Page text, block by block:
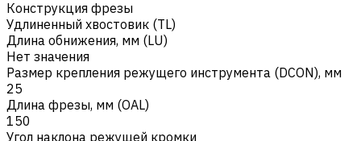
Конструкция фрезы
Удлиненный хвостовик (TL)
Длина обнижения, мм (LU)
Нет значения
Размер крепления режущего инструмента (DCON), мм
25
Длина фрезы, мм (OAL)
150
Угол наклона режущей кромки